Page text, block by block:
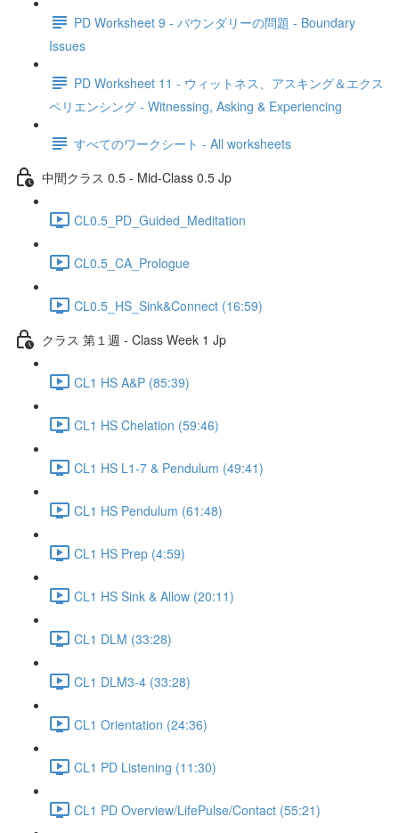
PD Worksheet 9 - バウンダリーの問題 - Boundary
Issues
PD Worksheet 11 - ウィットネス、アスキング＆エクス
ペリエンシング - Witnessing, Asking & Experiencing
すべてのワークシート - All worksheets
中間クラス 0.5 - Mid-Class 0.5 Jp
CL0.5_PD_Guided_Meditation
CL0.5_CA_Prologue
CL0.5_HS_Sink&Connect (16:59)
クラス 第１週 - Class Week 1 Jp
CL1 HS A&P (85:39)
CL1 HS Chelation (59:46)
CL1 HS L1-7 & Pendulum (49:41)
CL1 HS Pendulum (61:48)
CL1 HS Prep (4:59)
CL1 HS Sink & Allow (20:11)
CL1 DLM (33:28)
CL1 DLM3-4 (33:28)
CL1 Orientation (24:36)
CL1 PD Listening (11:30)
CL1 PD Overview/LifePulse/Contact (55:21)